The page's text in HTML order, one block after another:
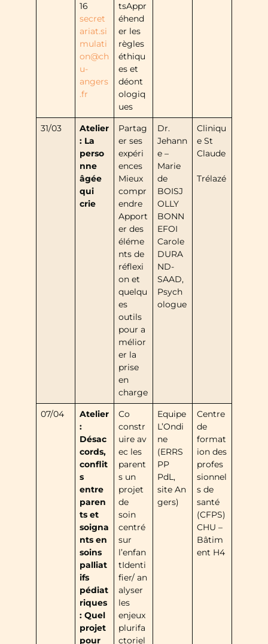
16
secret
ariat.si
mulati
on@ch
u-
angers
.fr
tsAppr
éhend
er les
règles
éthiqu
es et
déont
ologiq
ues
31/03
Atelier
: La
perso
nne
âgée
qui
crie
Partag
er ses
expéri
ences
Mieux
compr
endre
Apport
er des
éléme
nts de
réflexi
on et
quelqu
es
outils
pour a
mélior
er la
prise
en
charge
Dr.
Jehann
e –
Marie
de
BOISJ
OLLY
BONN
EFOI
Carole
DURA
ND-
SAAD,
Psych
ologue
Cliniqu
e St
Claude
Trélazé
07/04
Atelier
:
Désac
cords,
conflit
s
entre
paren
ts et
soigna
nts en
soins
palliat
ifs
pédiat
riques
: Quel
projet
pour
Co
constr
uire av
ec les
parent
s un
projet
de
soin
centré
sur
l’enfan
tIdenti
fier/ an
alyser
les
enjeux
plurifa
ctoriel
Equipe
L’Ondi
ne
(ERRS
PP
PdL,
site An
gers)
Centre
de
format
ion des
profes
sionnel
s de
santé
(CFPS)
CHU –
Bâtim
ent H4